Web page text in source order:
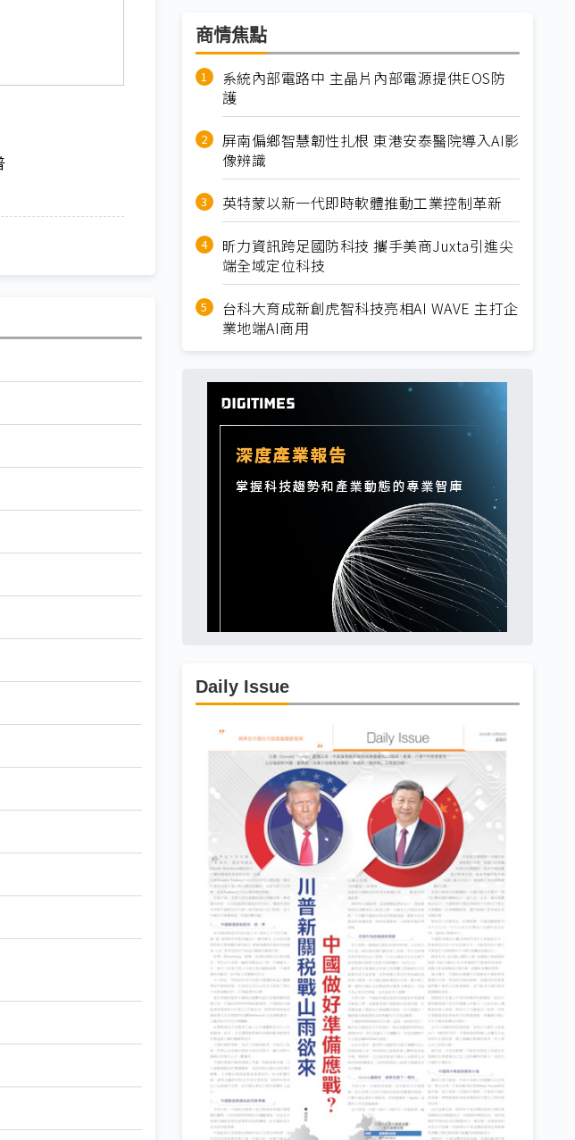
商情焦點
系統內部電路中 主晶片內部電源提供EOS防
護
屏南偏鄉智慧韌性扎根 東港安泰醫院導入AI影
像辨識
英特蒙以新一代即時軟體推動工業控制革新
昕力資訊跨足國防科技 攜手美商Juxta引進尖
端全域定位科技
台科大育成新創虎智科技亮相AI WAVE 主打企
業地端AI商用
Daily Issue